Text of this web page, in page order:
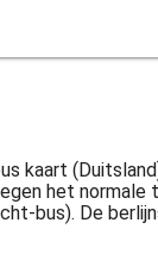
kaart
het normale
bus). De